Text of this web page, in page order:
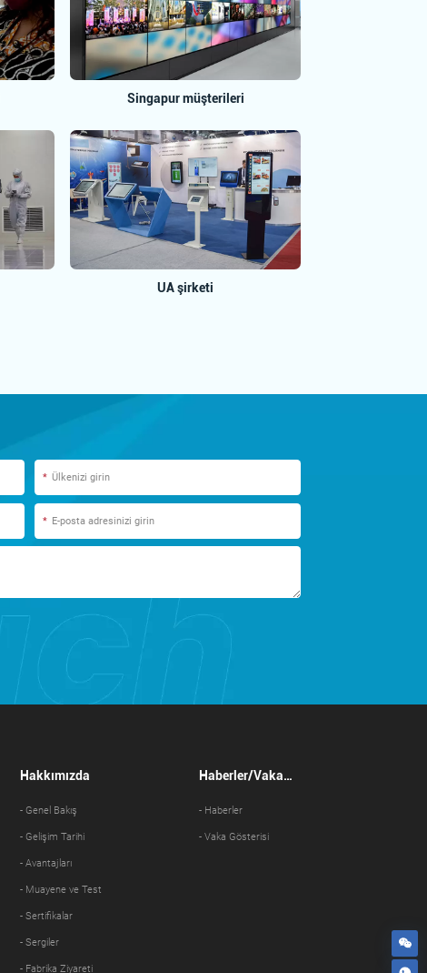
Singapur müşterileri
UA şirketi
*
*
Hakkımızda
- Genel Bakış
- Gelişim Tarihi
- Avantajları
- Muayene ve Test
- Sertifikalar
- Sergiler
- Fabrika Ziyareti
Haberler/Vaka
- Haberler
- Vaka Gösterisi